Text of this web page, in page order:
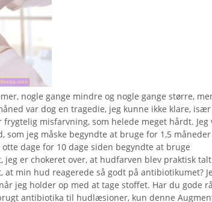
nogle gange mindre og nogle gange større,
var dog en tragedie, jeg kunne ikke klare, især
misfarvning, som helede meget hårdt. Jeg
som jeg måske begyndte at bruge for 1,5 måneder
dage for 10 dage siden begyndte at bruge
jeg er chokeret over, at hudfarven blev praktisk talt
at min hud reagerede så godt på antibiotikumet?
jeg holder op med at tage stoffet. Har du gode
antibiotika til hudlæsioner, kun denne